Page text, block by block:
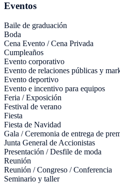
Eventos
Baile de graduación
Boda
Cena Evento / Cena Privada
Cumpleaños
Evento corporativo
Evento de relaciones públicas y
Evento deportivo
Evento e incentivo para equipos
Feria / Exposición
Festival de verano
Fiesta
Fiesta de Navidad
Gala / Ceremonia de entrega de
Junta General de Accionistas
Presentación / Desfile de moda
Reunión
Reunión / Congreso / Conferencia
Seminario y taller